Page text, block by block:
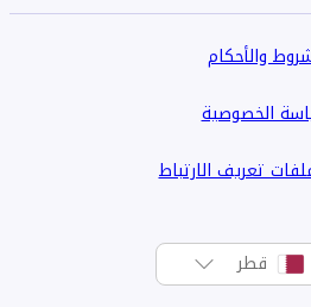
والأحكام
الخصوصية
تعريف الارتباط
قطر